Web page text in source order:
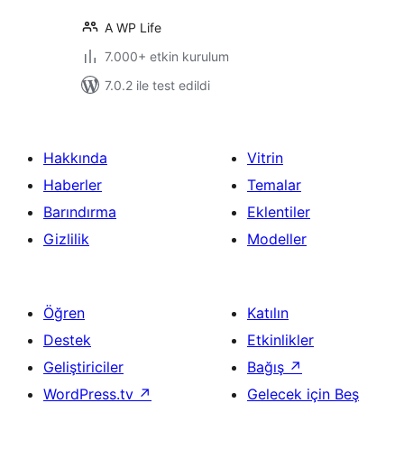
A WP Life
7.000+ etkin kurulum
7.0.2 ile test edildi
Hakkında
Haberler
Barındırma
Gizlilik
Vitrin
Temalar
Eklentiler
Modeller
Öğren
Destek
Geliştiriciler
WordPress.tv ↗
Katılın
Etkinlikler
Bağış ↗
Gelecek için Beş